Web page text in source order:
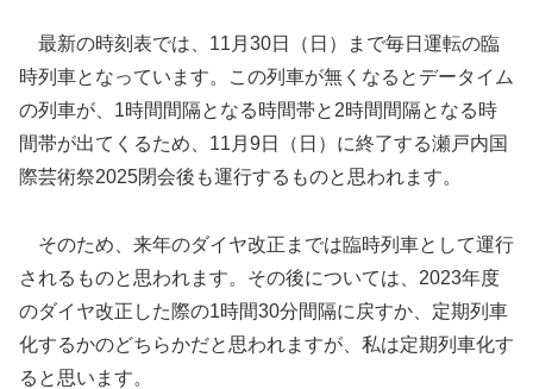
最新の時刻表では、11月30日（日）まで毎日運転の臨
時列車となっています。この列車が無くなるとデータイム
の列車が、1時間間隔となる時間帯と2時間間隔となる時
間帯が出てくるため、11月9日（日）に終了する瀬戸内国
際芸術祭2025閉会後も運行するものと思われます。
そのため、来年のダイヤ改正までは臨時列車として運行
されるものと思われます。その後については、2023年度
のダイヤ改正した際の1時間30分間隔に戻すか、定期列車
化するかのどちらかだと思われますが、私は定期列車化す
ると思います。